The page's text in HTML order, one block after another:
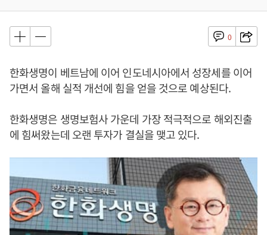
0
한화생명이 베트남에 이어 인도네시아에서 성장세를 이어
가면서 올해 실적 개선에 힘을 얻을 것으로 예상된다.
한화생명은 생명보험사 가운데 가장 적극적으로 해외진출
에 힘써왔는데 오랜 투자가 결실을 맺고 있다.